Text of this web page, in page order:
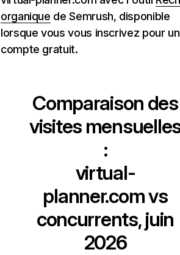
organique de Semrush, disponible
lorsque vous vous inscrivez pour un
compte gratuit.
Comparaison des
visites
:
virtual-
planner.comvs
concurrents, juin
2026